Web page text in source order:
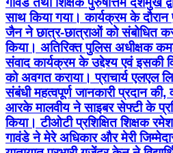
साथ किया गया। कार्यक्रम के दौरान
जैन ने छात्र-छात्राओं को संबोधित
किया। अतिरिक्त पुलिस अधीक्षक
संवाद कार्यक्रम के उद्देश्य एवं इसकी
को अवगत कराया। प्राचार्य एलएल
संबंधी महत्वपूर्ण जानकारी प्रदान की,
आरके मालवीय ने साइबर सेफ्टी के
किया। टीओटी प्रशिक्षित शिक्षक
गावंडे ने मेरे अधिकार और मेरी